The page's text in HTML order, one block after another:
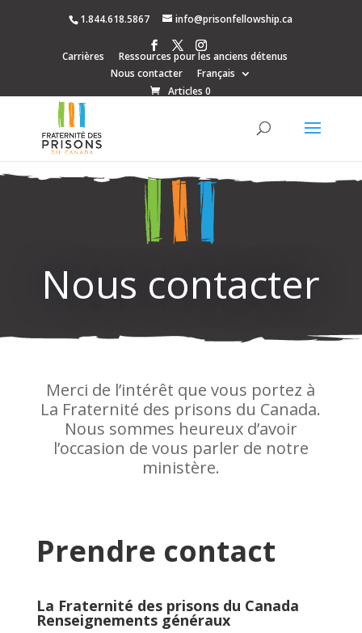
1.844.618.5867 info@prisonfellowship.ca
Carrières
Ressources pour les anciens détenus
Nous contacter
Français
Articles 0
Nous contacter
Merci de l’intérêt que vous portez à
La Fraternité des prisons du Canada.
Nous sommes heureux d’avoir
l’occasion de vous parler de notre
ministère.
Prendre contact
La Fraternité des prisons du Canada
Renseignements généraux